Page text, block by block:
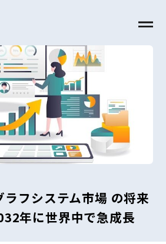
フシステム市場 の将来
年に世界中で急成長